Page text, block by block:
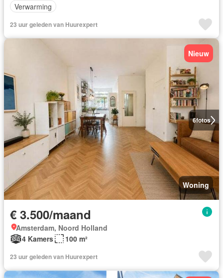
Verwarming
23 uur geleden van Huurexpert
6fotos
Nieuw
Woning
€ 3.500/maand
Amsterdam, Noord Holland
4 Kamers
100 m²
23 uur geleden van Huurexpert